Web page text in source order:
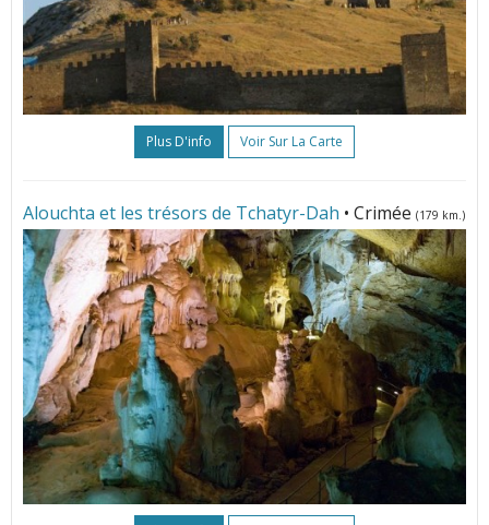
Plus D'info Voir Sur La Carte
Alouchta et les trésors de Tchatyr-Dah • Crimée (179 km.)